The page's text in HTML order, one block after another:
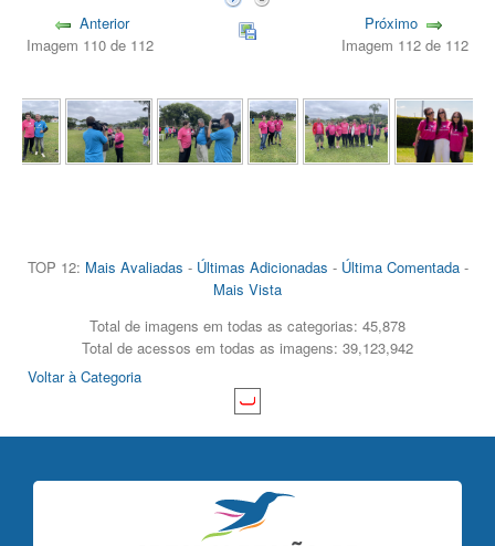
Anterior
Imagem 110 de 112
Próximo
Imagem 112 de 112
TOP 12: Mais Avaliadas - Últimas Adicionadas - Última Comentada-
Mais Vista
Total de imagens em todas as categorias: 45,878
Total de acessos em todas as imagens: 39,123,942
Voltar à Categoria